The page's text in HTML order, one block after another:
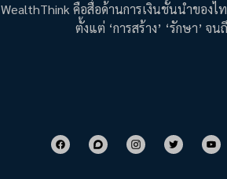
WealthThink คือสื่อด้านการเงินชั้นนำของไ
ตั้งแต่ ‘การสร้าง’ ‘รักษา’ จ